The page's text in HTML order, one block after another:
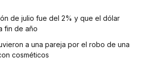
de julio fue del 2% y que el dólar
fin de año
a una pareja por el robo de una
cosméticos